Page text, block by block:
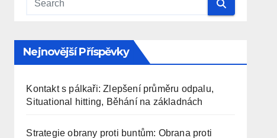
Nejnovější Příspěvky
Kontakt s pálkaři: Zlepšení průměru odpalu,
Situational hitting, Běhání na základnách
Strategie obrany proti buntům: Obrana proti